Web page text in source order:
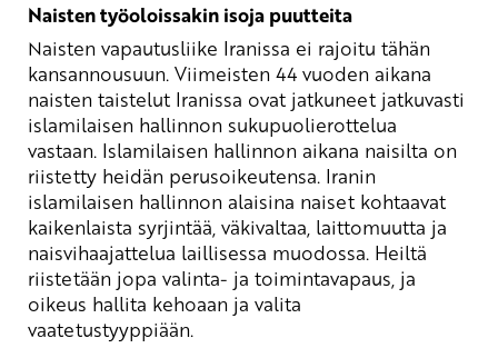
Naisten työoloissakin isoja puutteita
Naisten vapautusliike Iranissa ei rajoitu tähän
kansannousuun. Viimeisten 44 vuoden aikana
naisten taistelut Iranissa ovat jatkuneet jatkuvasti
islamilaisen hallinnon sukupuolierottelua
vastaan. Islamilaisen hallinnon aikana naisilta on
riistetty heidän perusoikeutensa. Iranin
islamilaisen hallinnon alaisina naiset kohtaavat
kaikenlaista syrjintää, väkivaltaa, laittomuutta ja
naisvihaajattelua laillisessa muodossa. Heiltä
riistetään jopa valinta- ja toimintavapaus, ja
oikeus hallita kehoaan ja valita
vaatetustyyppiään.